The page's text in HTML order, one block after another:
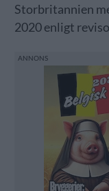
Storbritannien
2020 enligt